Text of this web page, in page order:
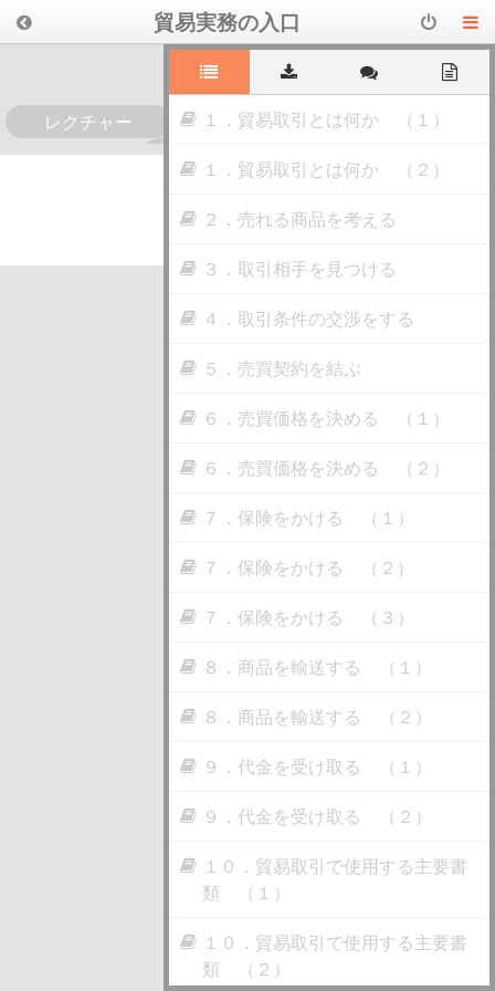
貿易実務の入口
レクチャー
0
１．貿易取引とは何か （１）
１．貿易取引とは何か （２）
２．売れる商品を考える
３．取引相手を見つける
４．取引条件の交渉をする
５．売買契約を結ぶ
６．売買価格を決める （１）
６．売買価格を決める （２）
７．保険をかける （１）
７．保険をかける （２）
７．保険をかける （３）
８．商品を輸送する （１）
８．商品を輸送する （２）
９．代金を受け取る （１）
９．代金を受け取る （２）
１０．貿易取引で使用する主要書
類 （１）
１０．貿易取引で使用する主要書
類 （２）